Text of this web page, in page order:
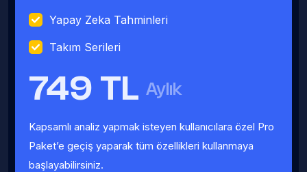
Yapay Zeka Tahminleri
Takım Serileri
749 TL Aylık
Kapsamlı analiz yapmak isteyen kullanıcılara özel Pro
Paket’e geçiş yaparak tüm özellikleri kullanmaya
başlayabilirsiniz.